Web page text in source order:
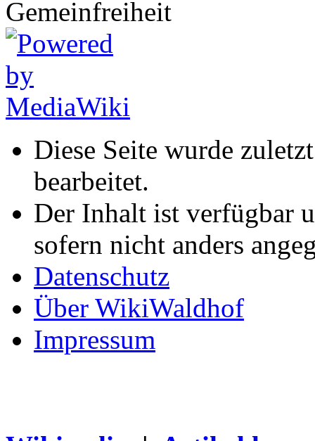
Diese Seite wurde
bearbeitet.
Der Inhalt ist verfügbar
sofern nicht anders
Datenschutz
Über WikiWaldhof
Impressum